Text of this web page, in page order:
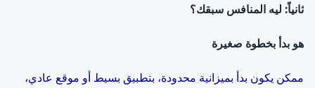
ثانياً: ليه المنافس سبقك؟
هو بدأ بخطوة صغيرة
ممكن يكون بدأ بميزانية محدودة، بتطبيق بسيط أو موقع عادي،